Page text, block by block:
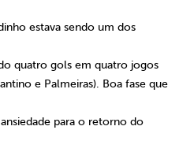
estava sendo um dos
quatro gols em quatro jogos
e Palmeiras). Boa fase que
para o retorno do